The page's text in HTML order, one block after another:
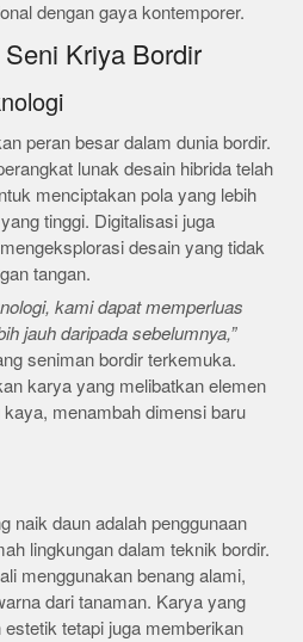
dengan gaya kontemporer.
Kriya Bordir
peran besar dalam dunia bordir.
lunak desain hibrida telah
menciptakan pola yang lebih
tinggi. Digitalisasi juga
desain yang tidak
tangan.
kami dapat memperluas
jauh daripada sebelumnya,”
seniman bordir terkemuka.
karya yang melibatkan elemen
menambah dimensi baru
naik daun adalah penggunaan
lingkungan dalam teknik bordir.
menggunakan benang alami,
dari tanaman. Karya yang
tetapi juga memberikan